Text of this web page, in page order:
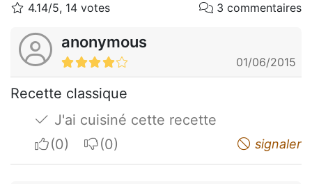
4.14/5, 14 votes 3 commentaires
anonymous
01/06/2015
Recette classique
J'ai cuisiné cette recette
I apreciateI do not appreciate signaler